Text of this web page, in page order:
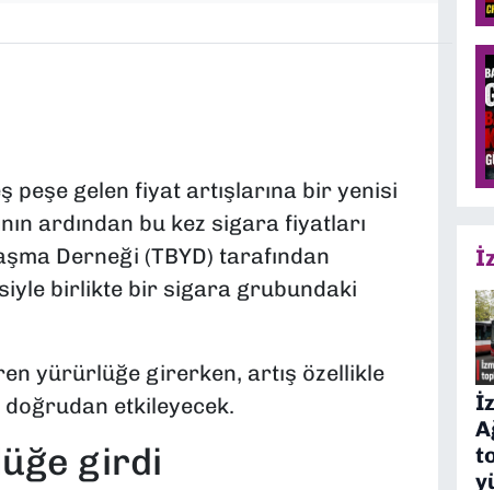
peşe gelen fiyat artışlarına bir yenisi
ardından bu kez sigara fiyatları
Derneği (TBYD) tarafından
birlikte bir sigara grubundaki
yürürlüğe girerken, artış özellikle
doğrudan etkileyecek.
girdi